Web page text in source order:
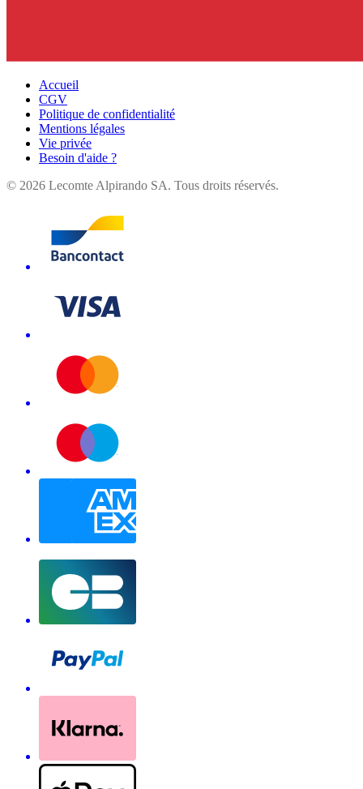
Accueil
CGV
Politique de confidentialité
Mentions légales
Vie privée
Besoin d'aide ?
© 2026 Lecomte Alpirando SA. Tous droits réservés.